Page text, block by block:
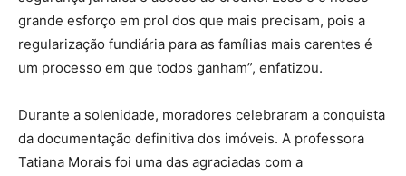
grande esforço em prol dos que mais precisam, pois a
regularização fundiária para as famílias mais carentes é
um processo em que todos ganham”, enfatizou.
Durante a solenidade, moradores celebraram a conquista
da documentação definitiva dos imóveis. A professora
Tatiana Morais foi uma das agraciadas com a